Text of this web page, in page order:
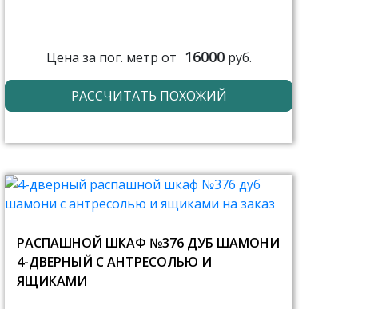
Цена за пог. метр от 16000руб.
РАССЧИТАТЬ ПОХОЖИЙ
РАСПАШНОЙ ШКАФ №376 ДУБ ШАМОНИ
4-ДВЕРНЫЙ С АНТРЕСОЛЬЮ И
ЯЩИКАМИ